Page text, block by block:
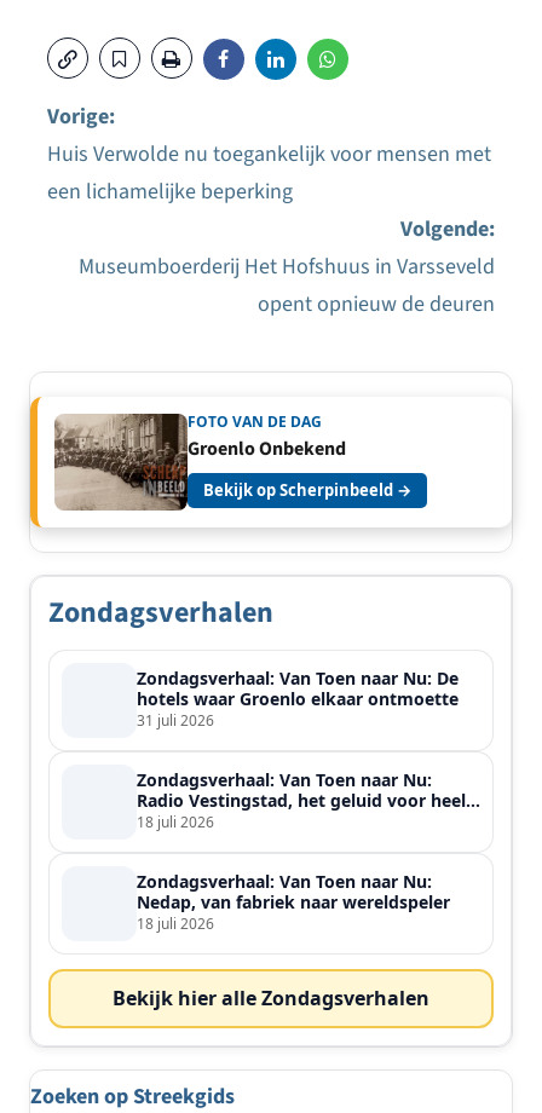
Bericht
Vorige:
Huis Verwolde nu toegankelijk voor mensen met
een lichamelijke beperking
Volgende:
Museumboerderij Het Hofshuus in Varsseveld
opent opnieuw de deuren
FOTO VAN DE DAG
Groenlo Onbekend
Bekijk op Scherpinbeeld →
Zondagsverhalen
Zondagsverhaal: Van Toen naar Nu: De
hotels waar Groenlo elkaar ontmoette
31 juli 2026
Zondagsverhaal: Van Toen naar Nu:
Radio Vestingstad, het geluid voor heel
de streek
18 juli 2026
Zondagsverhaal: Van Toen naar Nu:
Nedap, van fabriek naar wereldspeler
18 juli 2026
Bekijk hier alle Zondagsverhalen
Zoeken op Streekgids